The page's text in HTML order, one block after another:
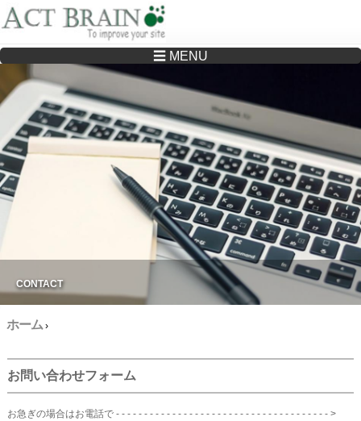
Drupalサイトの制作・保守をどこに頼んでいいか分からない方へ…まずはご相談く
☰ MENU
CONTACT
ホーム ›
お問い合わせフォーム
お急ぎの場合はお電話で - - - - - - - - - - - - - - - - - - - - - - - - - - - - - - - - - - - - - - >